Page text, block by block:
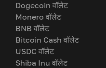
Dogecoin वॉलेट
Monero वॉलेट
BNB वॉलेट
Bitcoin Cash वॉलेट
USDC वॉलेट
Shiba Inu वॉलेट